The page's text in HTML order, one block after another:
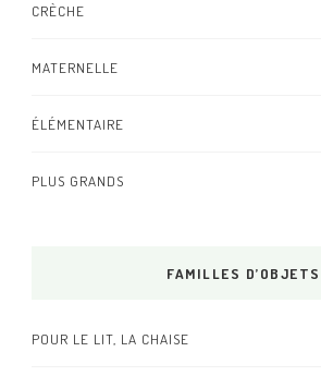
CRÈCHE
MATERNELLE
ÉLÉMENTAIRE
PLUS GRANDS
FAMILLES D’OBJETS
POUR LE LIT, LA CHAISE